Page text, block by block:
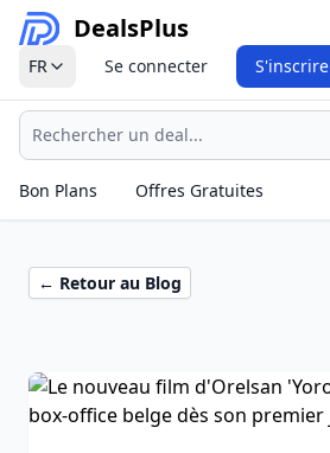
DealsPlus
FR Se connecter S'inscrire
Recherche
Bon Plans
Offres Gratuites
← Retour au Blog